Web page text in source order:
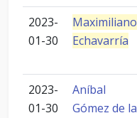
2023-
01-30
Maximiliano
Echavarría
2023-
01-30
Aníbal
Gómez de la